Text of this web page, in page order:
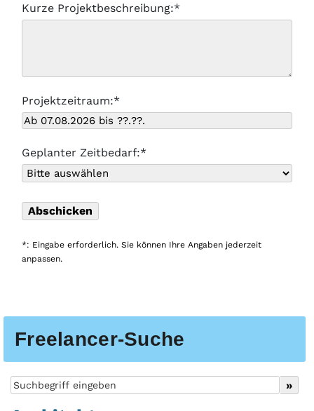
Freelancer-Suche
Kurze Projektbeschreibung:*
Projektzeitraum:*
Geplanter Zeitbedarf:*
*: Eingabe erforderlich. Sie können Ihre Angaben jederzeit
anpassen.